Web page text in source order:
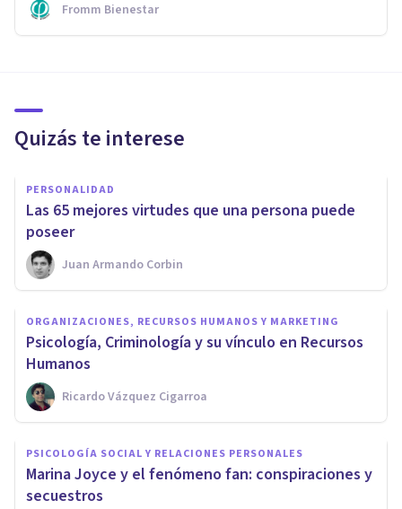
Fromm Bienestar
Quizás te interese
PERSONALIDAD
Las 65 mejores virtudes que una persona puede
poseer
Juan Armando Corbin
ORGANIZACIONES, RECURSOS HUMANOS Y MARKETING
Psicología, Criminología y su vínculo en Recursos
Humanos
Ricardo Vázquez Cigarroa
PSICOLOGÍA SOCIAL Y RELACIONES PERSONALES
​Marina Joyce y el fenómeno fan: conspiraciones y
secuestros